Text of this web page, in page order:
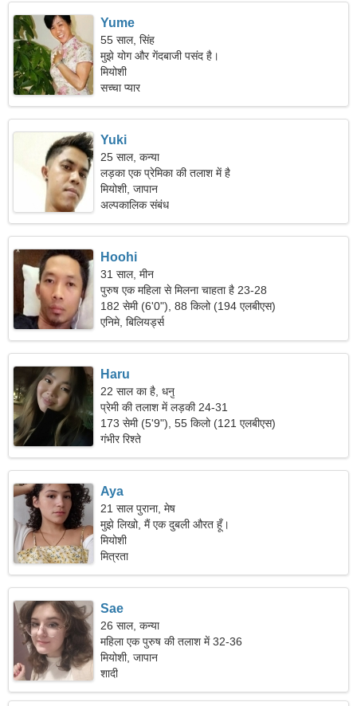
Yume
55 साल, सिंह
मुझे योग और गेंदबाजी पसंद है।
मियोशी
सच्चा प्यार
Yuki
25 साल, कन्या
लड़का एक प्रेमिका की तलाश में है
मियोशी, जापान
अल्पकालिक संबंध
Hoohi
31 साल, मीन
पुरुष एक महिला से मिलना चाहता है 23-28
182 सेमी (6'0"), 88 किलो (194 एलबीएस)
एनिमे, बिलियर्ड्स
Haru
22 साल का है, धनु
प्रेमी की तलाश में लड़की 24-31
173 सेमी (5'9"), 55 किलो (121 एलबीएस)
गंभीर रिश्ते
Aya
21 साल पुराना, मेष
मुझे लिखो, मैं एक दुबली औरत हूँ।
मियोशी
मित्रता
Sae
26 साल, कन्या
महिला एक पुरुष की तलाश में 32-36
मियोशी, जापान
शादी